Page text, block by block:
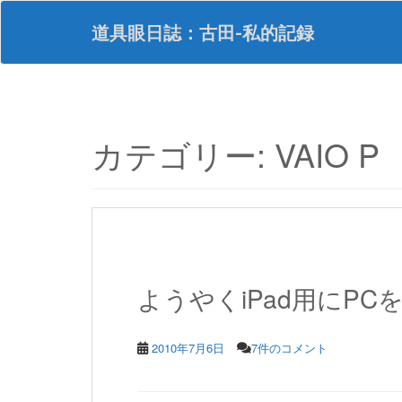
S
p
道具眼日誌：古田-私的記録
カテゴリー: VAIO P
ようやくiPad用にPC
2010年7月6日 7件のコメント